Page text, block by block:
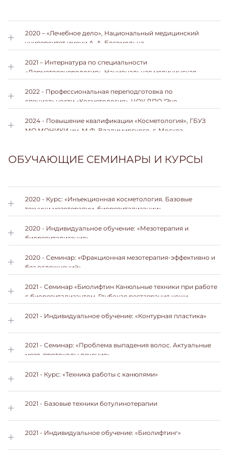
2020 – «Лечебное дело», Национальный медицинский
университет имени А. А. Богомольца
2021 – Интернатура по специальности
«Дерматовенерология», Национальная медицинская
академия последипломного образования имени П.Л.
Шупика
2022 - Профессиональная переподготовка по
специальности «Косметология», ЧОУ ДПО "Эко-
образование"
2024 - Повышение квалификации «Косметология», ГБУЗ
МО МОНИКИ им. М.Ф. Владимирского, г. Москва
ОБУЧАЮЩИЕ СЕМИНАРЫ И КУРСЫ
2020 - Курс: «Инъекционная косметология. Базовые
техники мезотерапии, биоревитализации»
2020 - Индивидуальное обучение: «Мезотерапия и
биоревитализация»
2020 - Семинар: «Фракционная мезотерапия-эффективно и
без осложнений»
2021 - Семинар «Биолифтин Канюльные техники при работе
с биоревитализантом. Глубокая реставрация кожи
армирующими техниками»
2021 - Индивидуальное обучение: «Контурная пластика»
2021 - Семинар: «Проблема выпадения волос. Актуальные
мезо-протоколы лечения»
2021 - Курс: «Техника работы с канюлями»
2021 - Базовые техники ботулинотерапии
2021 - Индивидуальное обучение: «Биолифтинг»